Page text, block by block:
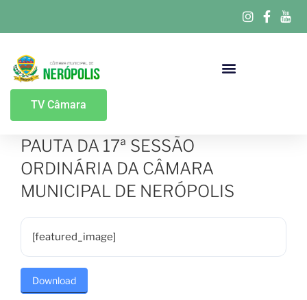
TV Câmara
PAUTA DA 17ª SESSÃO
ORDINÁRIA DA CÂMARA
MUNICIPAL DE NERÓPOLIS
[featured_image]
Download